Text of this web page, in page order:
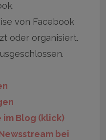
von Facebook
oder organisiert.
im Blog (klick)
bei